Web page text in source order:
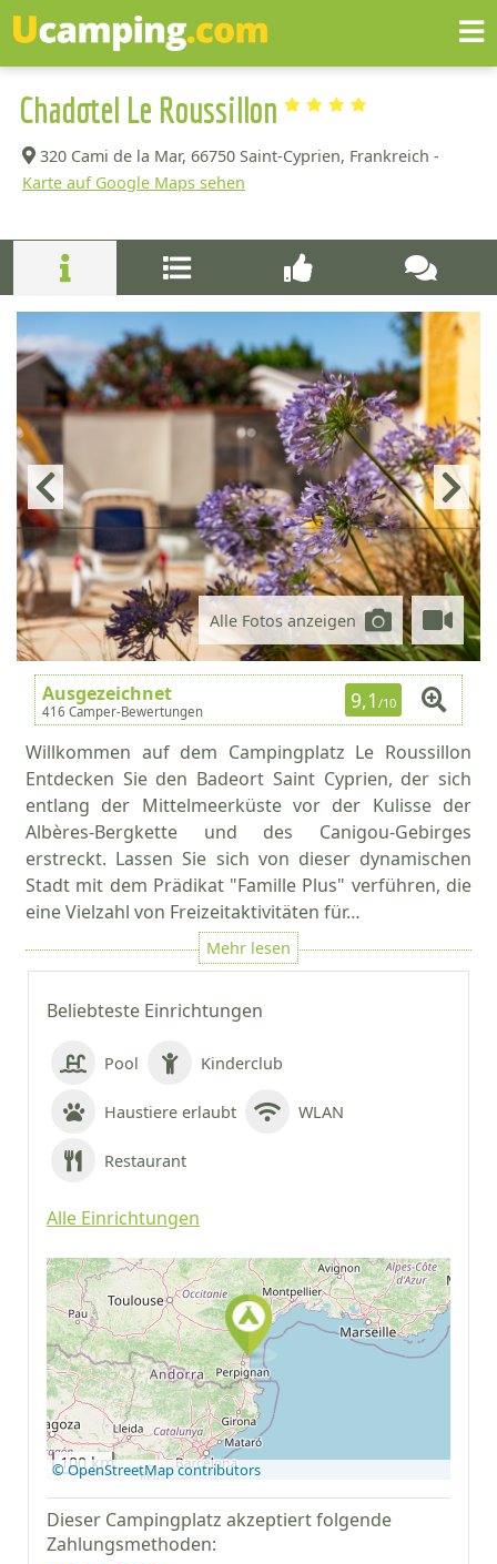
Chadotel Le Roussillon
320 Cami de la Mar, 66750 Saint-Cyprien, Frankreich -
Karte auf Google Maps sehen
Beliebteste Einrichtungen
Pool Kinderclub
Haustiere erlaubt WLAN
Restaurant
Alle Einrichtungen
Auf Google Maps
anzeigen
100 km
© OpenStreetMap contributors
Dieser Campingplatz akzeptiert folgende
Zahlungsmethoden:
Alle Fotos anzeigen
Ausgezeichnet
416 Camper-Bewertungen 9,1 /10
Willkommen auf dem Campingplatz Le Roussillon
Entdecken Sie den Badeort Saint Cyprien, der sich
entlang der Mittelmeerküste vor der Kulisse der
Albères-Bergkette und des Canigou-Gebirges
erstreckt. Lassen Sie sich von dieser dynamischen
Stadt mit dem Prädikat "Famille Plus" verführen, die
eine Vielzahl von Freizeitaktivitäten für…